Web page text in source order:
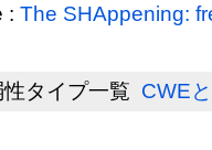
: The SHAppening:
タイプ一覧 CWE